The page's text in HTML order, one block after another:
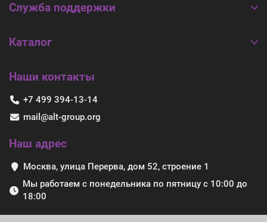
Служба поддержки
Каталог
Наши контакты
+7 499 394-13-14
mail@alt-group.org
Наш адрес
Москва, улица Перерва, дом 52, строение 1
Мы работаем с понедельника по пятницу с 10:00 до
18:00